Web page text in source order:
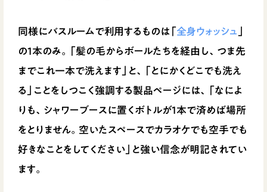
同様にバスルームで利用するものは「全身ウォッシュ
の1本のみ。「髪の毛からボールたちを経由し、つま先
までこれ一本で洗えます」と、「とにかくどこでも洗え
る」ことをしつこく強調する製品ページには、「なによ
りも、シャワーブースに置くボトルが1本で済めば場所
をとりません。空いたスペースでカラオケでも空手でも
好きなことをしてください」と強い信念が明記されてい
ます。